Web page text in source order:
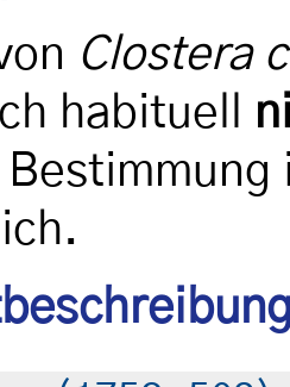
Clostera
habituell